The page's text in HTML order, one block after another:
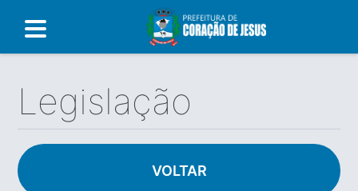
Legislação
VOLTAR